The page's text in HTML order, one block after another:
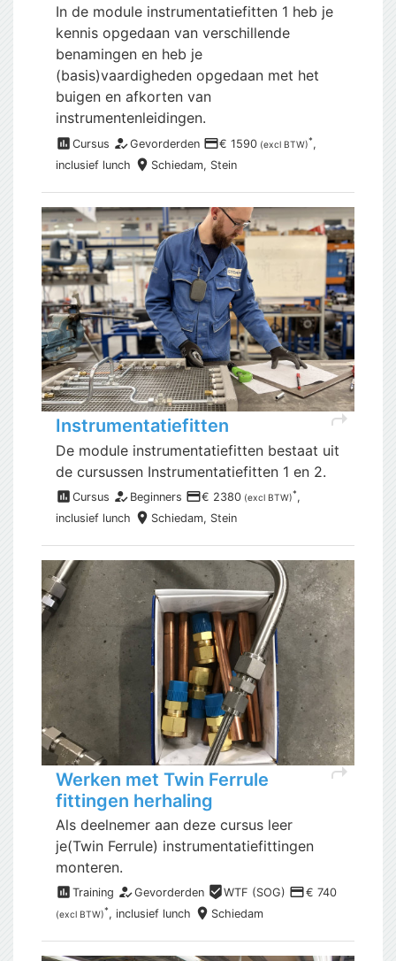
In de module instrumentatiefitten 1 heb je
kennis opgedaan van verschillende
benamingen en heb je
(basis)vaardigheden opgedaan met het
buigen en afkorten van
instrumentenleidingen.
assessment Cursus how_to_regGevorderden payment€ 1590 (excl BTW)*,
inclusief lunch place Schiedam, Stein
shortcut
Instrumentatiefitten
De module instrumentatiefitten bestaat uit
de cursussen Instrumentatiefitten 1 en 2.
assessment Cursus how_to_reg Beginners payment€ 2380 (excl BTW)*,
inclusief lunch place Schiedam, Stein
shortcut
Werken met Twin Ferrule
fittingen herhaling
Als deelnemer aan deze cursus leer
je(Twin Ferrule) instrumentatiefittingen
monteren.
assessment Training how_to_regGevorderden beenhereWTF (SOG) payment€ 740
(excl BTW)*, inclusief lunch place Schiedam